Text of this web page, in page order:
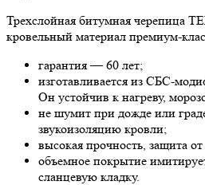
Трехслойная битумная
кровельный материал премиум-
гарантия — 60 лет;
изготавливается из СБС-
Он устойчив к нагреву,
не шумит при дожде или
звукоизоляцию кровли;
высокая прочность, защита
объемное покрытие
сланцевую кладку.